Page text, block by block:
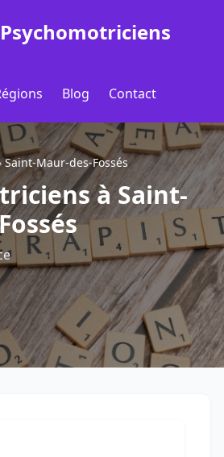
Blog Contact
Saint-Maur-des-Fossés
à Saint-